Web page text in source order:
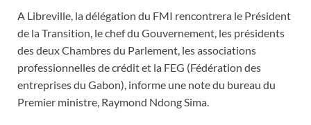
A Libreville, la délégation du FMI rencontrera le Président
de la Transition, le chef du Gouvernement, les présidents
des deux Chambres du Parlement, les associations
professionnelles de crédit et la FEG (Fédération des
entreprises du Gabon), informe une note du bureau du
Premier ministre, Raymond Ndong Sima.